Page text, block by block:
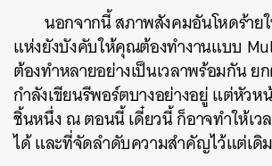
นอกจากนี้ สภาพสังคมอันโหดร้าย
แห่งยังบังคับให้คุณต้องทำงานแบบ
ต้องทำหลายอย่างเป็นเวลาพร้อมกัน ย
กำลังเขียนรีพอร์ตบางอย่างอยู่ แต่หัว
ชิ้นหนึ่ง ณ ตอนนี้ เดี๋ยวนี้ ก็อาจทำให้เว
ได้ และที่จัดลำดับความสำคัญไว้แต่เดิ
SHARE TWEET LINE